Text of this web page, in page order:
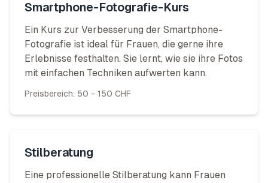
Smartphone-Fotografie-Kurs
Ein Kurs zur Verbesserung der Smartphone-
Fotografie ist ideal für Frauen, die gerne ihre
Erlebnisse festhalten. Sie lernt, wie sie ihre Fotos
mit einfachen Techniken aufwerten kann.
Preisbereich: 50 - 150 CHF
Stilberatung
Eine professionelle Stilberatung kann Frauen